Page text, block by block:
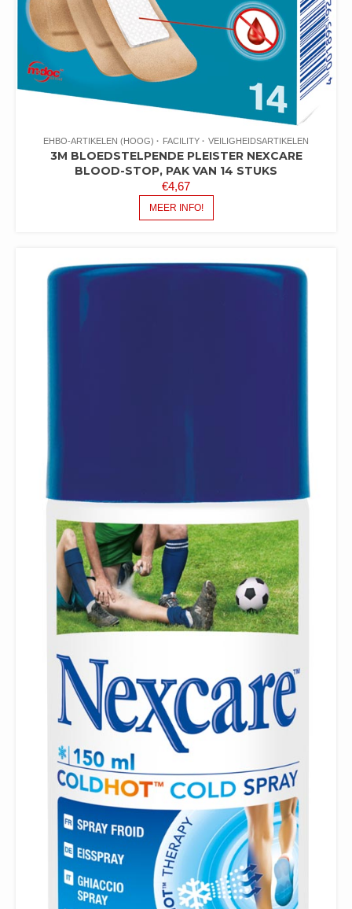
EHBO-ARTIKELEN (HOOG) FACILITY VEILIGHEIDSARTIKELEN
3M BLOEDSTELPENDE PLEISTER NEXCARE
BLOOD-STOP, PAK VAN 14 STUKS
€4,67
MEER INFO!